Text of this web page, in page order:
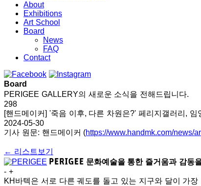
About
Exhibitions
Art School
Board
News
FAQ
Contact
Board
PERIGEE GALLERY의 새로운 소식을 전해드립니다.
298
[핸드메이커] '죽음 이후, 다른 차원은?' 페리지갤러리,
2024-05-30
기사 원문: 핸드메이커 (https://www.handmk.com/news/
← 리스트보기
문화예술을 통한 즐거움과 감동
- +
KH바텍은 서로 다른 궤도를 돌고 있는 지구와 달이 가